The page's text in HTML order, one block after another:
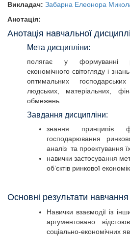
Викладач: Забарна Елеонора
Анотація:
Анотація навчальної
Мета дисципліни:
полягає у формуванні
економічного світогляду і
оптимальних
людських, матеріальних,
обмежень.
Завдання дисципліни:
знання принципів
господарювання
аналіз та проектування
навички застосування
об’єктів ринкової
Основні результати навчання
Навички взаємодії із
аргументовано
соціально-економічних